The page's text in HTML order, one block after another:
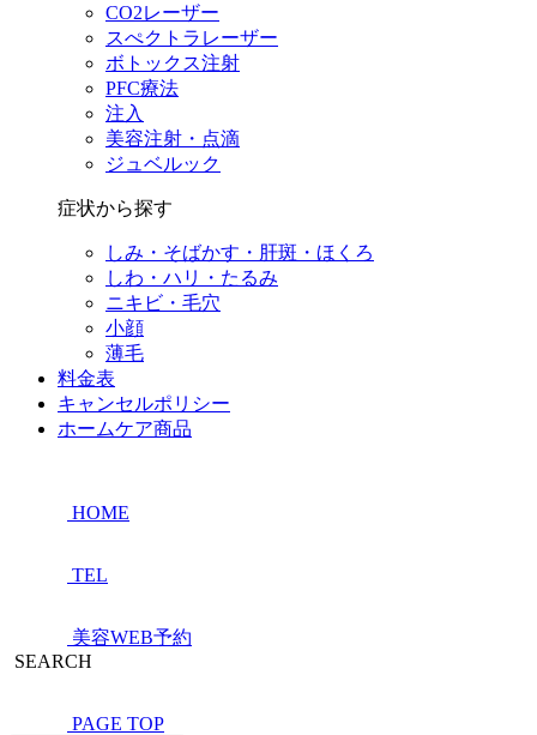
CO2レーザー
スぺクトラレーザー
ボトックス注射
PFC療法
注入
美容注射・点滴
ジュベルック
症状から探す
しみ・そばかす・肝斑・ほくろ
しわ・ハリ・たるみ
ニキビ・毛穴
小顔
薄毛
料金表
キャンセルポリシー
ホームケア商品
HOME
TEL
美容WEB予約
SEARCH
PAGE TOP